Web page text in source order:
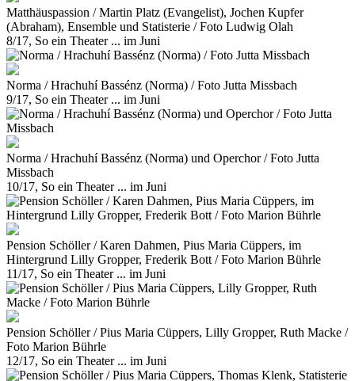
Matthäuspassion / Martin Platz (Evangelist), Jochen Kupfer
(Abraham), Ensemble und Statisterie / Foto Ludwig Olah
8/17, So ein Theater ... im Juni
Norma / Hrachuhí Bassénz (Norma) / Foto Jutta Missbach
9/17, So ein Theater ... im Juni
Norma / Hrachuhí Bassénz (Norma) und Operchor / Foto Jutta
Missbach
10/17, So ein Theater ... im Juni
Pension Schöller / Karen Dahmen, Pius Maria Cüppers, im
Hintergrund Lilly Gropper, Frederik Bott / Foto Marion Bührle
11/17, So ein Theater ... im Juni
Pension Schöller / Pius Maria Cüppers, Lilly Gropper, Ruth Macke /
Foto Marion Bührle
12/17, So ein Theater ... im Juni